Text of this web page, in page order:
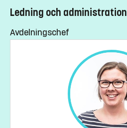
Ledning och administration
Avdelningschef